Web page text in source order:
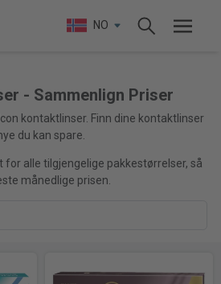
NO
- Sammenlign Priser
kontaktlinser. Finn dine kontaktlinser
du kan spare.
for alle tilgjengelige pakkestørrelser, så
månedlige prisen.